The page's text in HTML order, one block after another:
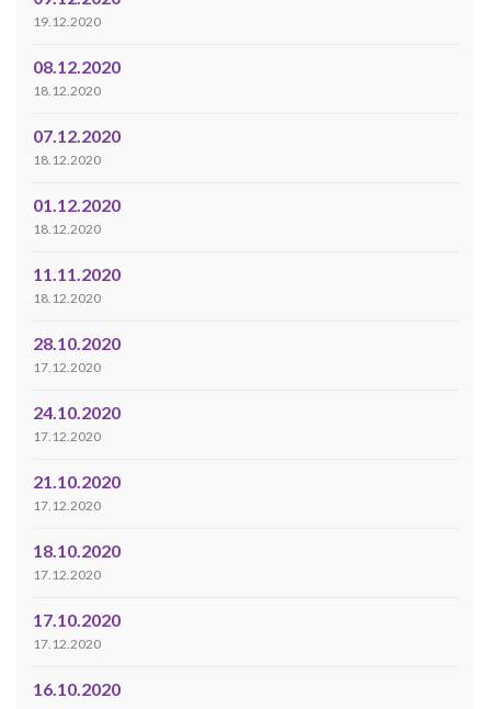
19.12.2020
08.12.2020
18.12.2020
07.12.2020
18.12.2020
01.12.2020
18.12.2020
11.11.2020
18.12.2020
28.10.2020
17.12.2020
24.10.2020
17.12.2020
21.10.2020
17.12.2020
18.10.2020
17.12.2020
17.10.2020
17.12.2020
16.10.2020